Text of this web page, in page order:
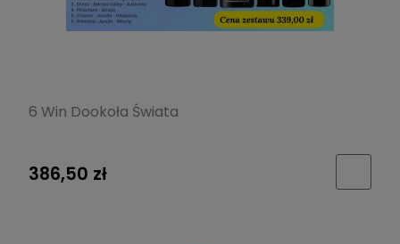
6 Win Dookoła Świata
386,50 zł